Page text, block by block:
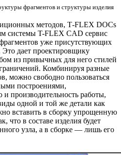
фрагментов и структуры изделия
методов, T‑FLEX DOCs
системы T-FLEX CAD сервис
уже присутствующих
Это дает проектировщику
из привычных для него стилей
Комбинируя разные
можно свободно пользоваться
построениями,
производительность работы,
одной и той же детали как
вставить в сборку упрощенную
что в составе изделия будет
узла, а в сборке — лишь его